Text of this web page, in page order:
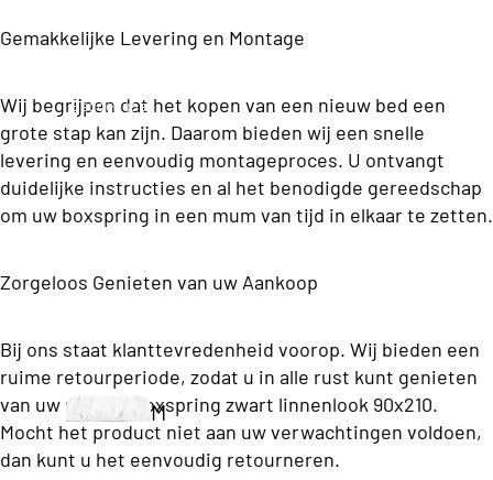
c
C
le
ct
n
P
i
e
r
B
s
p
ri
n
g
Tweepers
Budget
Boxsprin
gs
Tweepers
o
x
s
p
n
T
w
e
s
o
n
s
M
Twijfe
laar
matra
Beddengoed
M
o
Gemakkelijke Levering en Montage
Wij begrijpen dat het kopen van een nieuw bed een
grote stap kan zijn. Daarom bieden wij een snelle
levering en eenvoudig montageproces. U ontvangt
duidelijke instructies en al het benodigde gereedschap
om uw boxspring in een mum van tijd in elkaar te zetten.
Zorgeloos Genieten van uw Aankoop
Bij ons staat klanttevredenheid voorop. Wij bieden een
ruime retourperiode, zodat u in alle rust kunt genieten
van uw nieuwe boxspring zwart linnenlook 90x210.
Mocht het product niet aan uw verwachtingen voldoen,
dan kunt u het eenvoudig retourneren.